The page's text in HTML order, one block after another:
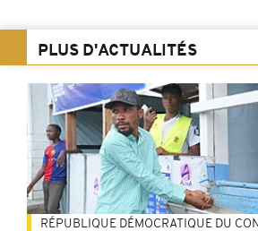
PLUS D'ACTUALITÉS
RÉPUBLIQUE DÉMOCRATIQUE DU